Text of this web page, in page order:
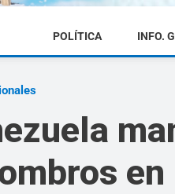
POLÍTICA INFO.